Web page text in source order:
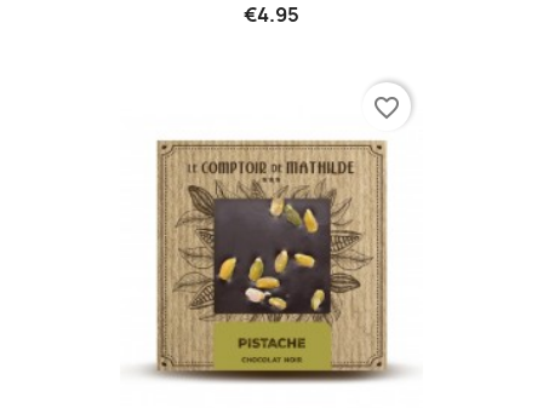
€4.95
favorite_border